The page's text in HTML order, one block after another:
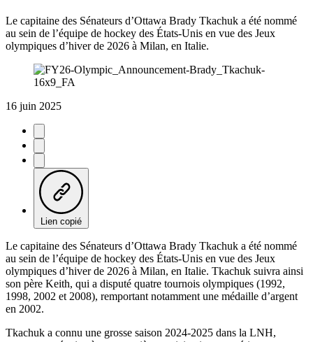
Le capitaine des Sénateurs d’Ottawa Brady Tkachuk a été nommé
au sein de l’équipe de hockey des États-Unis en vue des Jeux
olympiques d’hiver de 2026 à Milan, en Italie.
16 juin 2025
Lien copié
Le capitaine des Sénateurs d’Ottawa Brady Tkachuk a été nommé
au sein de l’équipe de hockey des États-Unis en vue des Jeux
olympiques d’hiver de 2026 à Milan, en Italie. Tkachuk suivra ainsi
son père Keith, qui a disputé quatre tournois olympiques (1992,
1998, 2002 et 2008), remportant notamment une médaille d’argent
en 2002.
Tkachuk a connu une grosse saison 2024-2025 dans la LNH,